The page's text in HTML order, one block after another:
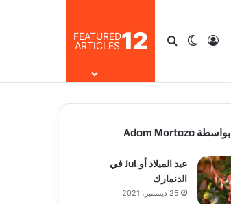
تسجيل الدخول
الوضع المظلم
بحث عن12
FEATURED
ARTICLES
بواسطة Adam Mortaza
عيد الميلاد أو Jul في
الدنمارك
25 ديسمبر، 2021